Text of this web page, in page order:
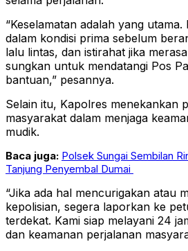
“Keselamatan adalah yang
dalam kondisi prima sebelum
lalu lintas, dan istirahat jika
sungkan untuk mendatangi Pos
bantuan,” pesannya.
Selain itu, Kapolres menekankan
masyarakat dalam menjaga
mudik.
Baca juga: Polsek Sungai Sembilan
Tanjung Penyembal Dumai
“Jika ada hal mencurigakan atau
kepolisian, segera laporkan ke
terdekat. Kami siap melayani 24
dan keamanan perjalanan